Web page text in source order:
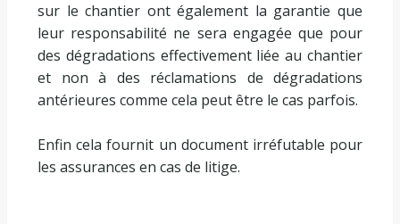
sur le chantier ont également la garantie que
leur responsabilité ne sera engagée que pour
des dégradations effectivement liée au chantier
et non à des réclamations de dégradations
antérieures comme cela peut être le cas parfois.
Enfin cela fournit un document irréfutable pour
les assurances en cas de litige.